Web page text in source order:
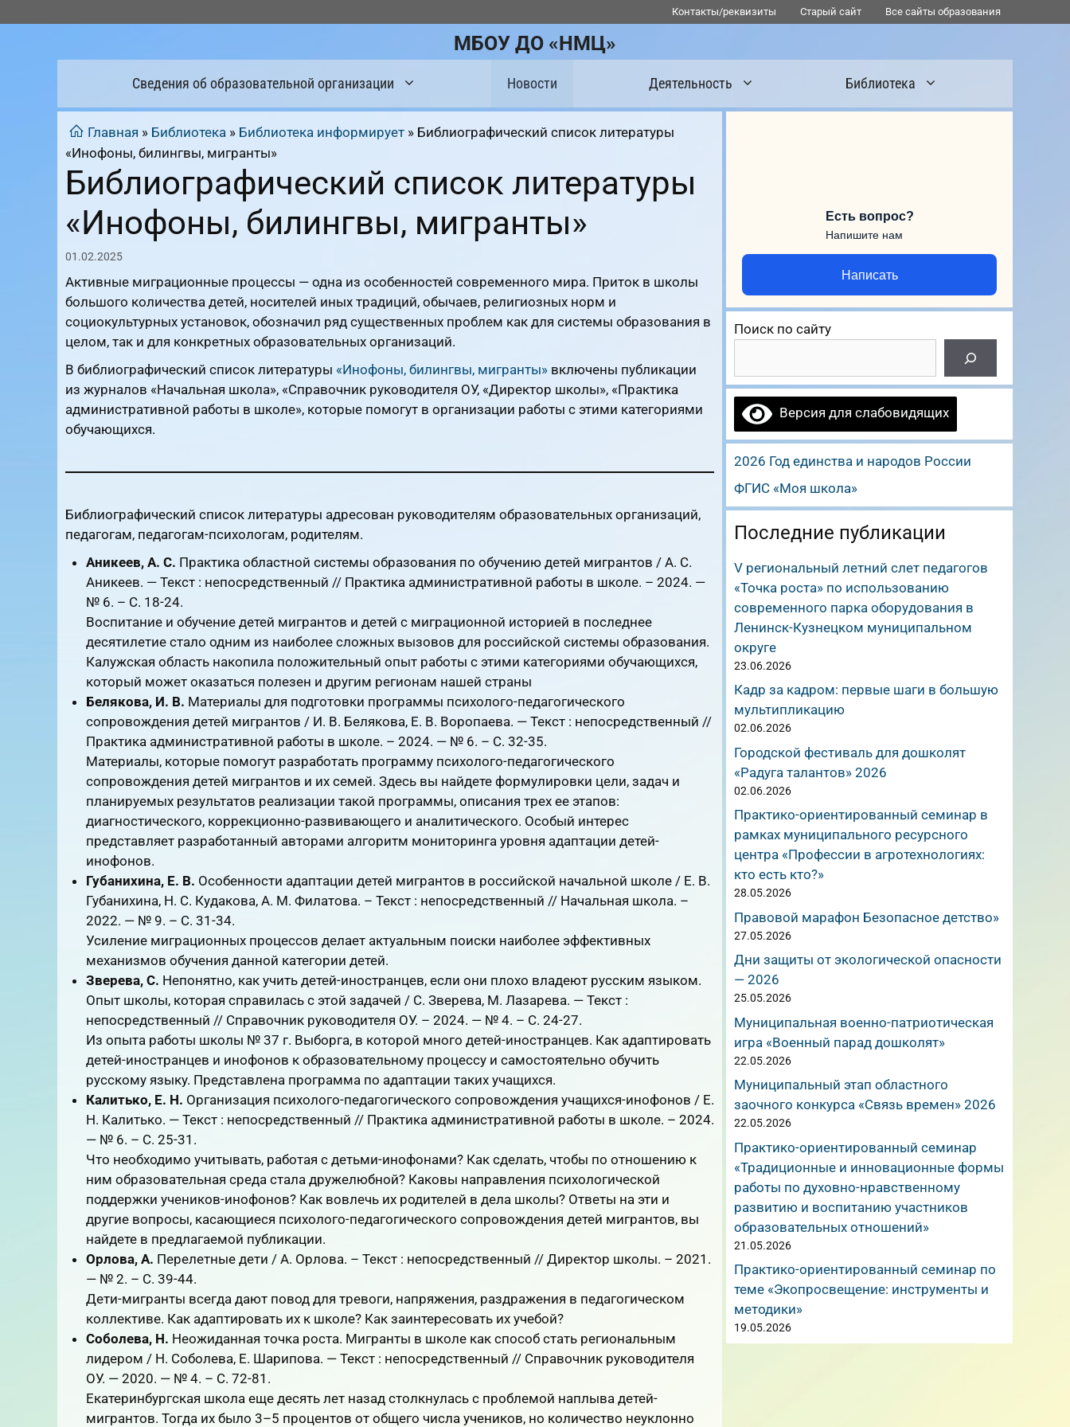
к
Контакты/реквизиты Старый сайт Все сайты образования
МБОУ ДО «НМЦ»
Сведения об образовательной организации Новости Деятельность Библиотека
Главная » Библиотека » Библиотека информирует » Библиографический список литературы
«Инофоны, билингвы, мигранты»
Библиографический список литературы
«Инофоны, билингвы, мигранты»
01.02.2025
Активные миграционные процессы — одна из особенностей современного мира. Приток в школы
большого количества детей, носителей иных традиций, обычаев, религиозных норм и
социокультурных установок, обозначил ряд существенных проблем как для системы образования в
целом, так и для конкретных образовательных организаций.
В библиографический список литературы «Инофоны, билингвы, мигранты» включены публикации
из журналов «Начальная школа», «Справочник руководителя ОУ, «Директор школы», «Практика
административной работы в школе», которые помогут в организации работы с этими категориями
обучающихся.
Библиографический список литературы адресован руководителям образовательных организаций,
педагогам, педагогам-психологам, родителям.
Аникеев, А. С. Практика областной системы образования по обучению детей мигрантов / А. С.
Аникеев. — Текст : непосредственный // Практика административной работы в школе. – 2024. —
№ 6. – С. 18-24.
Воспитание и обучение детей мигрантов и детей с миграционной историей в последнее
десятилетие стало одним из наиболее сложных вызовов для российской системы образования.
Калужская область накопила положительный опыт работы с этими категориями обучающихся,
который может оказаться полезен и другим регионам нашей страны
Белякова, И. В. Материалы для подготовки программы психолого-педагогического
сопровождения детей мигрантов / И. В. Белякова, Е. В. Воропаева. — Текст : непосредственный //
Практика административной работы в школе. – 2024. — № 6. – С. 32-35.
Материалы, которые помогут разработать программу психолого-педагогического
сопровождения детей мигрантов и их семей. Здесь вы найдете формулировки цели, задач и
планируемых результатов реализации такой программы, описания трех ее этапов:
диагностического, коррекционно-развивающего и аналитического. Особый интерес
представляет разработанный авторами алгоритм мониторинга уровня адаптации детей-
инофонов.
Губанихина, Е. В. Особенности адаптации детей мигрантов в российской начальной школе / Е. В.
Губанихина, Н. С. Кудакова, А. М. Филатова. – Текст : непосредственный // Начальная школа. –
2022. — № 9. – С. 31-34.
Усиление миграционных процессов делает актуальным поиски наиболее эффективных
механизмов обучения данной категории детей.
Зверева, С. Непонятно, как учить детей-иностранцев, если они плохо владеют русским языком.
Опыт школы, которая справилась с этой задачей / С. Зверева, М. Лазарева. — Текст :
непосредственный // Справочник руководителя ОУ. – 2024. — № 4. – С. 24-27.
Из опыта работы школы № 37 г. Выборга, в которой много детей-иностранцев. Как адаптировать
детей-иностранцев и инофонов к образовательному процессу и самостоятельно обучить
русскому языку. Представлена программа по адаптации таких учащихся.
Калитько, Е. Н. Организация психолого-педагогического сопровождения учащихся-инофонов / Е.
Н. Калитько. — Текст : непосредственный // Практика административной работы в школе. – 2024.
— № 6. – С. 25-31.
Что необходимо учитывать, работая с детьми-инофонами? Как сделать, чтобы по отношению к
ним образовательная среда стала дружелюбной? Каковы направления психологической
поддержки учеников-инофонов? Как вовлечь их родителей в дела школы? Ответы на эти и
другие вопросы, касающиеся психолого-педагогического сопровождения детей мигрантов, вы
найдете в предлагаемой публикации.
Орлова, А. Перелетные дети / А. Орлова. – Текст : непосредственный // Директор школы. – 2021.
— № 2. – С. 39-44.
Дети-мигранты всегда дают повод для тревоги, напряжения, раздражения в педагогическом
коллективе. Как адаптировать их к школе? Как заинтересовать их учебой?
Соболева, Н. Неожиданная точка роста. Мигранты в школе как способ стать региональным
лидером / Н. Соболева, Е. Шарипова. — Текст : непосредственный // Справочник руководителя
ОУ. — 2020. — № 4. – С. 72-81.
Екатеринбургская школа еще десять лет назад столкнулась с проблемой наплыва детей-
мигрантов. Тогда их было 3–5 процентов от общего числа учеников, но количество неуклонно
Есть вопрос?
Напишите нам
Написать
Поиск по сайту
Версия для слабовидящих
2026 Год единства и народов России
ФГИС «Моя школа»
Последние публикации
V региональный летний слет педагогов
«Точка роста» по использованию
современного парка оборудования в
Ленинск-Кузнецком муниципальном
округе
23.06.2026
Кадр за кадром: первые шаги в большую
мультипликацию
02.06.2026
Городской фестиваль для дошколят
«Радуга талантов» 2026
02.06.2026
Практико-ориентированный семинар в
рамках муниципального ресурсного
центра «Профессии в агротехнологиях:
кто есть кто?»
28.05.2026
Правовой марафон Безопасное детство»
27.05.2026
Дни защиты от экологической опасности
— 2026
25.05.2026
Муниципальная военно-патриотическая
игра «Военный парад дошколят»
22.05.2026
Муниципальный этап областного
заочного конкурса «Связь времен» 2026
22.05.2026
Практико-ориентированный семинар
«Традиционные и инновационные формы
работы по духовно-нравственному
развитию и воспитанию участников
образовательных отношений»
21.05.2026
Практико-ориентированный семинар по
теме «Экопросвещение: инструменты и
методики»
19.05.2026